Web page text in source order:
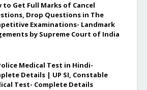
to Get Full Marks of Cancel
Drop Questions in The
Examinations- Landmark
by Supreme Court of India
Medical Test in Hindi-
Details | UP SI, Constable
Test- Complete Details